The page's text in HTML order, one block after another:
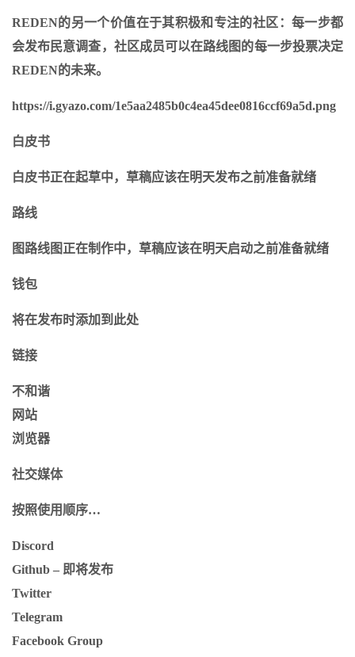
REDEN的另一个价值在于其积极和专注的社区：每一步都
会发布民意调查，社区成员可以在路线图的每一步投票决定
REDEN的未来。
https://i.gyazo.com/1e5aa2485b0c4ea45dee0816ccf69a5d.png
白皮书
白皮书正在起草中，草稿应该在明天发布之前准备就绪
路线
图路线图正在制作中，草稿应该在明天启动之前准备就绪
钱包
将在发布时添加到此处
链接
不和谐
网站
浏览器
社交媒体
按照使用顺序…
Discord
Github – 即将发布
Twitter
Telegram
Facebook Group